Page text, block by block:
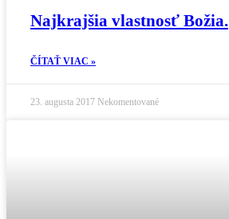
Najkrajšia vlastnosť Božia.
ČÍTAŤ VIAC »
23. augusta 2017 Nekomentované